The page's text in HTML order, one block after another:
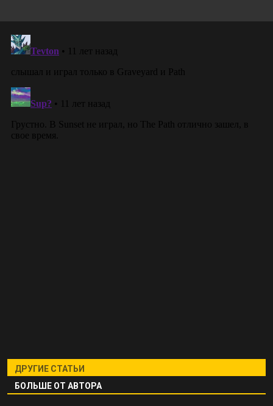
ДРУГИЕ СТАТЬИ
БОЛЬШЕ ОТ АВТОРА